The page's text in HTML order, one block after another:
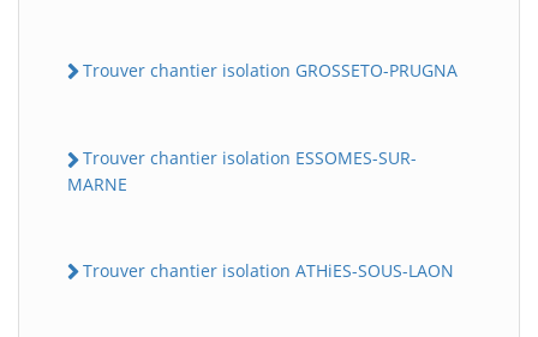
Trouver chantier isolation GROSSETO-PRUGNA
Trouver chantier isolation ESSOMES-SUR-
MARNE
Trouver chantier isolation ATHiES-SOUS-LAON